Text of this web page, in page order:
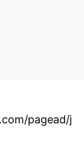
pagead/j